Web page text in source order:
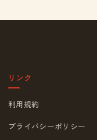
リンク
利用規約
プライバシーポリシー